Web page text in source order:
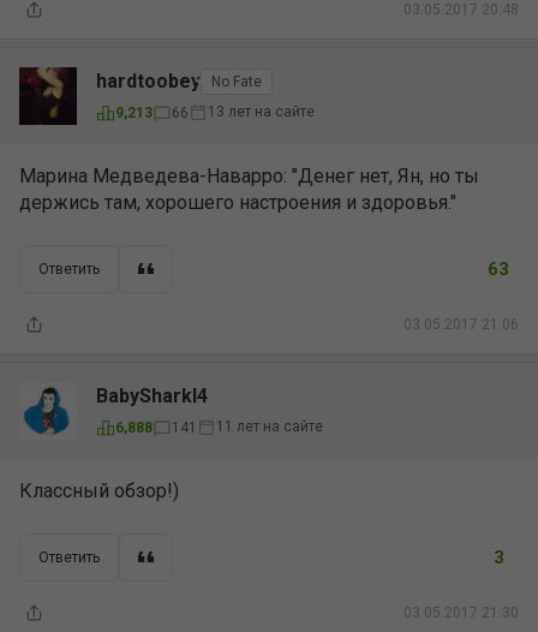
03.05.2017 20:48
hardtoobey
No Fate
9,213
66 13 лет на сайте
Марина Медведева-Наварро: "Денег нет, Ян, но ты
держись там, хорошего настроения и здоровья."
Ответить
03.05.2017 21:06
63
BabySharkl4
6,888 141 11 лет на сайте
Классный обзор!)
Ответить
03.05.2017 21:30
3